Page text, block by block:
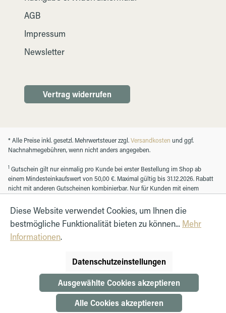
AGB
Impressum
Newsletter
Vertrag widerrufen
* Alle Preise inkl. gesetzl. Mehrwertsteuer zzgl.Versandkosten und ggf.
Nachnahmegebühren, wenn nicht anders angegeben.
1 Gutschein gilt nur einmalig pro Kunde bei erster Bestellung im Shop ab
einem Mindesteinkaufswert von 50,00 €. Maximal gültig bis 31.12.2026. Rabatt
nicht mit anderen Gutscheinen kombinierbar. Nur für Kunden mit einem
Diese Website verwendet Cookies, um Ihnen die
bestmögliche Funktionalität bieten zu können... Mehr
Informationen.
Datenschutzeinstellungen
Ausgewählte Cookies akzeptieren
Alle Cookies akzeptieren